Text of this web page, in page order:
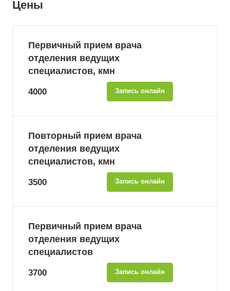
Цены
Первичный прием врача
отделения ведущих
специалистов, кмн
4000 Запись онлайн
Повторный прием врача
отделения ведущих
специалистов, кмн
3500 Запись онлайн
Первичный прием врача
отделения ведущих
специалистов
3700 Запись онлайн